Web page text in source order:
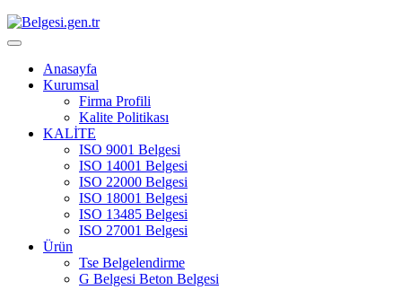
Anasayfa
Kurumsal
Firma Profili
Kalite Politikası
KALİTE
ISO 9001 Belgesi
ISO 14001 Belgesi
ISO 22000 Belgesi
ISO 18001 Belgesi
ISO 13485 Belgesi
ISO 27001 Belgesi
Ürün
Tse Belgelendirme
G Belgesi Beton Belgesi